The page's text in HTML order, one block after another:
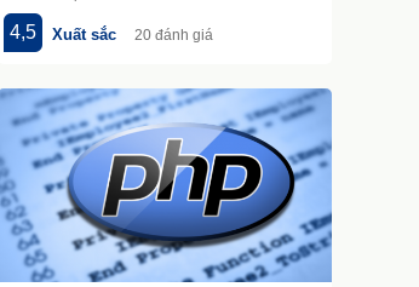
4,5 Xuất sắc 20 đánh giá